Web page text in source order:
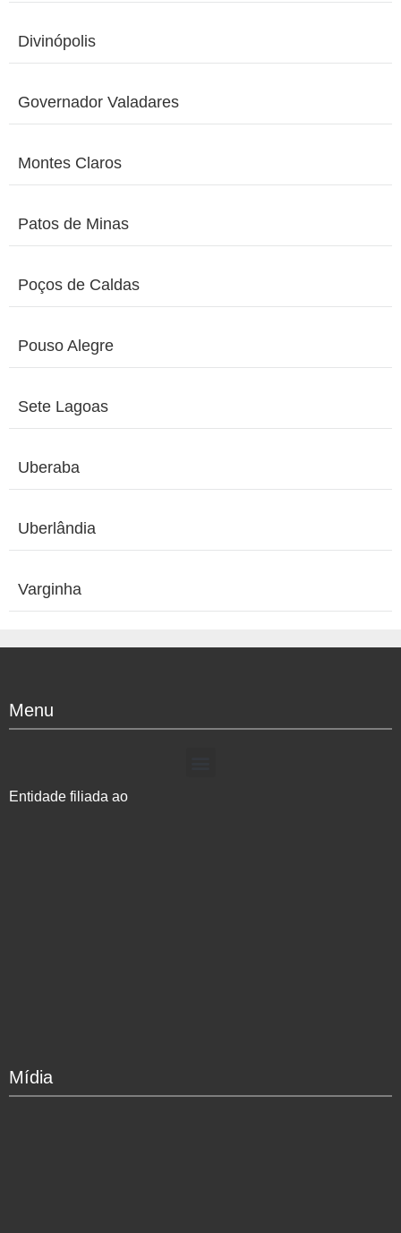
Divinópolis
Governador Valadares
Montes Claros
Patos de Minas
Poços de Caldas
Pouso Alegre
Sete Lagoas
Uberaba
Uberlândia
Varginha
Menu
Entidade filiada ao
Mídia